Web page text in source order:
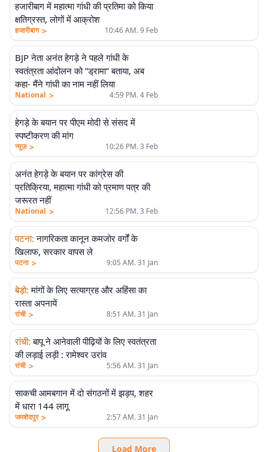
हजारीबाग में महात्मा गांधी की प्रतिमा को किया
क्षतिग्रस्त, लोगों में आक्रोश
हजारीबाग > 10:46 AM. 9 Feb
BJP नेता अनंत हेगड़े ने पहले गांधी के
स्वतंत्रता आंदोलन को ”ड्रामा” बताया, अब
कहा- मैंने गांधी का नाम नहीं लिया
National > 4:59 PM. 4 Feb
हेगड़े के बयान पर पीएम मोदी से संसद में
स्पष्टीकरण की मांग
न्यूज़ > 10:26 PM. 3 Feb
अनंत हेगड़े के बयान पर कांग्रेस की
प्रतिक्रिया, महात्मा गांधी को प्रमाण पत्र की
जरूरत नहीं
National > 12:56 PM. 3 Feb
पटना: नागरिकता कानून कमजोर वर्गों के
खिलाफ, सरकार वापस ले
पटना > 9:05 AM. 31 Jan
बेड़ो: मांगों के लिए सत्याग्रह और अहिंसा का
रास्ता अपनायें
रांची > 8:51 AM. 31 Jan
रांची: बापू ने आनेवाली पीढ़ियों के लिए स्वतंत्रता
की लड़ाई लड़ी : रामेश्वर उरांव
रांची > 5:56 AM. 31 Jan
साकची आमबगान में दो संगठनों में झड़प, शहर
में धारा 144 लागू
जमशेदपुर > 2:57 AM. 31 Jan
Load More